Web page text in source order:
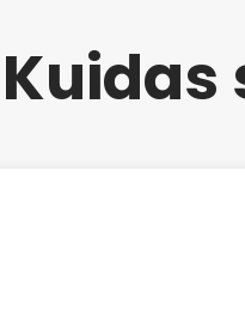
Kuidas